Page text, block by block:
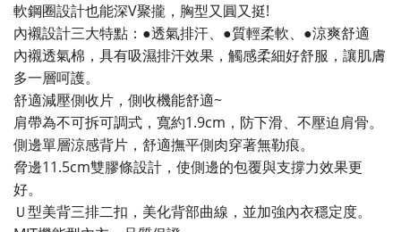
軟鋼圈設計也能深V聚攏，胸型又圓又挺!
內襯設計三大特點：●透氣排汗、●質輕柔軟、●涼爽舒適
內襯透氣棉，具有吸濕排汗效果，觸感柔細好舒服，讓肌膚
多一層呵護。
舒適減壓側收片，側收機能舒適~
肩帶為不可拆可調式，寬約1.9cm，防下滑、不壓迫肩骨。
側邊單層涼感背片，舒適撫平側肉穿著無勒痕。
脅邊11.5cm雙膠條設計，使側邊的包覆與支撐力效果更
好。
Ｕ型美背三排二扣，美化背部曲線，並加強內衣穩定度。